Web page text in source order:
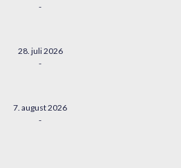
-
28. juli 2026
-
7. august 2026
-